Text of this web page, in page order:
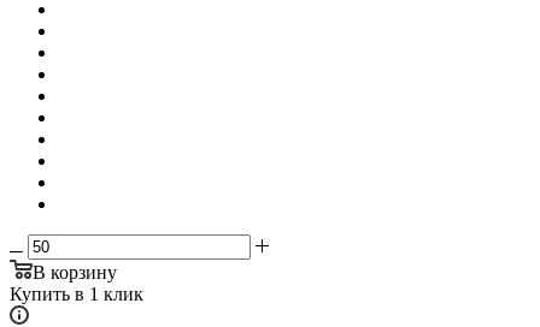
В корзину
Купить в 1 клик